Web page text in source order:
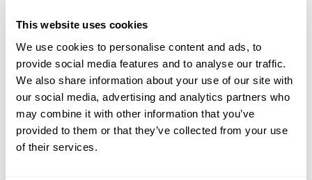
This website uses cookies
We use cookies to personalise content and ads, to
provide social media features and to analyse our traffic.
We also share information about your use of our site with
our social media, advertising and analytics partners who
may combine it with other information that you’ve
provided to them or that they’ve collected from your use
of their services.
Monika Ševčíková
Mgr. Monika Ševčíková, redaktorka magazínu POSITIV. Věnuji se
rozhovorům, příběhům osobností a tématům, která propojují
byznys, společnost a lidský rozměr podnikání.